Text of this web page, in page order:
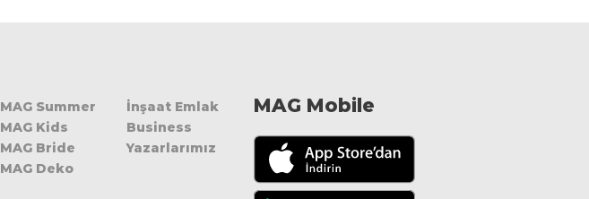
MAG Summer
MAG Kids
MAG Bride
MAG Deko
İnşaat Emlak
Business
Yazarlarımız
MAG Mobile